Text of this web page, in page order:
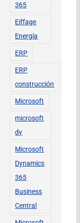
365
Eiffage
Energía
ERP
ERP
construcción
Microsoft
microsoft
dy
Microsoft
Dynamics
365
Business
Central